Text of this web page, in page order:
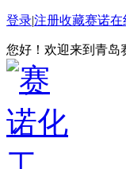
登录|注册收藏赛诺在
您好！欢迎来到青岛